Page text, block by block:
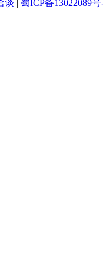
谈 | 蜀ICP备13022089号